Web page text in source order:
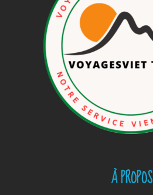
À PROPOS